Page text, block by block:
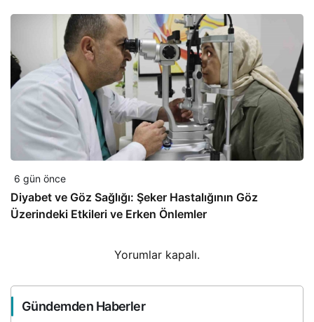
6 gün önce
Diyabet ve Göz Sağlığı: Şeker Hastalığının Göz
Üzerindeki Etkileri ve Erken Önlemler
Yorumlar kapalı.
Gündemden Haberler